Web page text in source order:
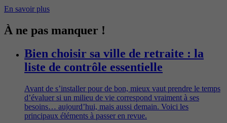
En savoir plus
À ne pas manquer !
Bien choisir sa ville de retraite : la
liste de contrôle essentielle
Avant de s’installer pour de bon, mieux vaut prendre le temps
d’évaluer si un milieu de vie correspond vraiment à ses
besoins… aujourd’hui, mais aussi demain. Voici les
principaux éléments à passer en revue.